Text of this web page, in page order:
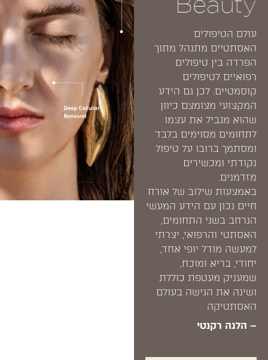
Beauty
עולם הטיפולים
האסתטיים מתנהל מתוך
הפרדה בין טיפולים
רפואיים לטיפולים
קוסמטיים. לכן גם הידע
המקצועי מצומצם כיוון
שהוא מגביל את עצמו
לתחומים מסוימים בלבד
ומסתמך ברובו על טיפול
נקודתי ומכשירים
מזדמנים.
באמצעות שילוב של אורח
חיים נכון עם הידע המעשי
הנרחב בשני התחומים,
האסתטי והרפואי, יצרתי
למעשה מודל יופי אחד,
יחודי, בריא ומוכח,
שמעניק מעטפת כוללת
ושינה את הגישה בעולם
האסתטיקה
– הלגה רקנטי